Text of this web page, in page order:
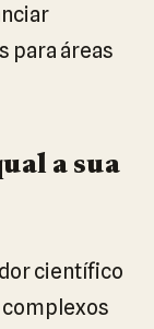
para áreas
a sua
científico
complexos